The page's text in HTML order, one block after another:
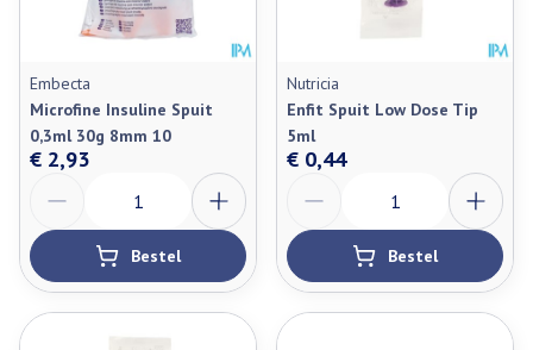
Embecta
Microfine Insuline Spuit
0,3ml 30g 8mm 10
€ 2,93
Bestel
Nutricia
Enfit Spuit Low Dose Tip
5ml
€ 0,44
Bestel